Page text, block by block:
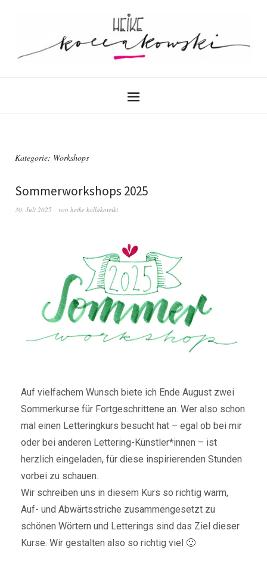
Kategorie: Workshops
Sommerworkshops 2025
30. Juli 2025 von heike kollakowski
Auf vielfachem Wunsch biete ich Ende August zwei
Sommerkurse für Fortgeschrittene an. Wer also schon
mal einen Letteringkurs besucht hat – egal ob bei mir
oder bei anderen Lettering-Künstler*innen – ist
herzlich eingeladen, für diese inspirierenden Stunden
vorbei zu schauen.
Wir schreiben uns in diesem Kurs so richtig warm,
Auf- und Abwärtsstriche zusammengesetzt zu
schönen Wörtern und Letterings sind das Ziel dieser
Kurse. Wir gestalten also so richtig viel 🙂